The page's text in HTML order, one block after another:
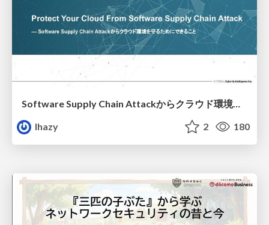
Software Supply Chain Attackからクラウド環境を守るためにできること
lhazy
2 180